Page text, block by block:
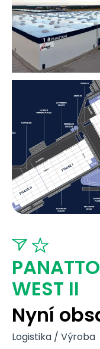
WEST II
Nyní
Logistika / Výroba